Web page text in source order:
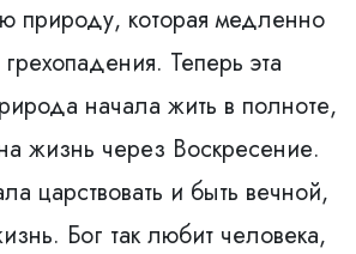
природу, которая медленно
Теперь эта
начала жить в полноте,
жизнь через Воскресение.
царствовать и быть вечной,
Бог так любит человека,